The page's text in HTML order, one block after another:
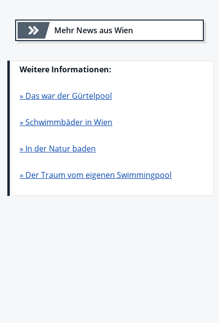
Mehr News aus Wien
Weitere Informationen:
» Das war der Gürtelpool
» Schwimmbäder in Wien
» In der Natur baden
» Der Traum vom eigenen Swimmingpool